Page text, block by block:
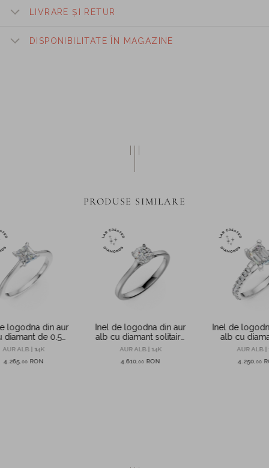
LIVRARE ȘI RETUR
DISPONIBILITATE ÎN MAGAZINE
PRODUSE SIMILARE
logodna din aur
diamant de 0.5ct
in laborator
AUR ALB | 14K
4.265 00 RON
Inel de logodna din aur
alb cu diamant solitaire
de 0.5ct creat in
AUR ALB | 14K
4.610 ,00 RON
Inel de
alb cu
0.5ct create
AUR ALB |
4.250 00